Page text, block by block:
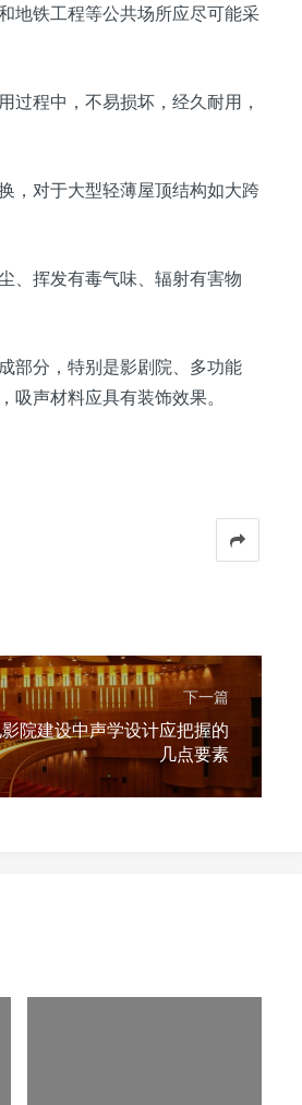
地铁工程等公共场所应尽可能采
过程中，不易损坏，经久耐用，
，对于大型轻薄屋顶结构如大跨
、挥发有毒气味、辐射有害物
部分，特别是影剧院、多功能
声材料应具有装饰效果。
下一篇
院建设中声学设计应把握的
几点要素